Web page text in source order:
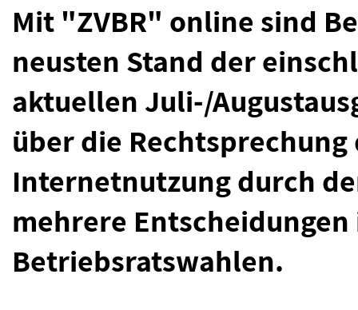
Mit "ZVBR" online sind
neusten Stand der
aktuellen Juli-/
über die
Internetnutzung durch
mehrere
Betriebsratswahlen.